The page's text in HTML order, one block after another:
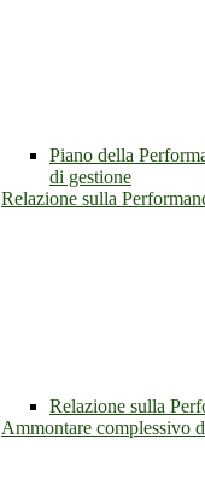
Piano della
di gestione
Relazione sulla
Relazione sulla
Ammontare complessivo